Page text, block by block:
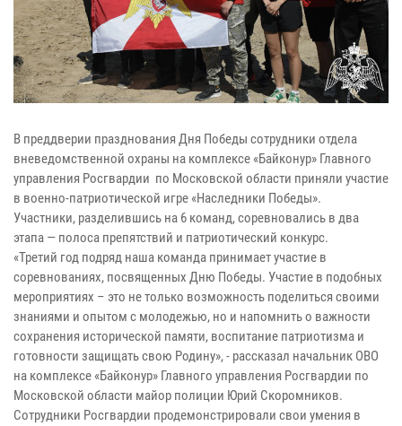
В преддверии празднования Дня Победы сотрудники отдела
вневедомственной охраны на комплексе «Байконур» Главного
управления Росгвардии по Московской области приняли участие
в военно-патриотической игре «Наследники Победы».
Участники, разделившись на 6 команд, соревновались в два
этапа — полоса препятствий и патриотический конкурс.
«Третий год подряд наша команда принимает участие в
соревнованиях, посвященных Дню Победы. Участие в подобных
мероприятиях – это не только возможность поделиться своими
знаниями и опытом с молодежью, но и напомнить о важности
сохранения исторической памяти, воспитание патриотизма и
готовности защищать свою Родину», - рассказал начальник ОВО
на комплексе «Байконур» Главного управления Росгвардии по
Московской области майор полиции Юрий Скоромников.
Сотрудники Росгвардии продемонстрировали свои умения в